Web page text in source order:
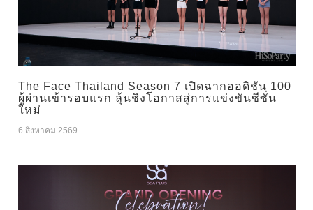
The Face Thailand Season 7 เปิดฉากออดิชัน 100
ผู้ผ่านเข้ารอบแรก ลุ้นชิงโอกาสสู่การแข่งขันซีซั่น
ใหม่
6 สิงหาคม 2569